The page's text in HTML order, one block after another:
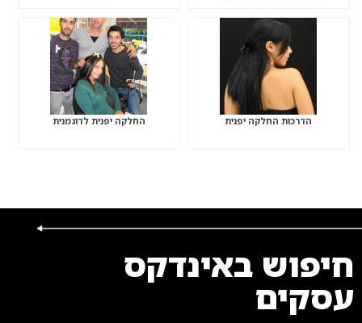
הדרכות החלקה יפנית החלקה יפנית לדוגמנית
חיפוש באינדקס
עסקים